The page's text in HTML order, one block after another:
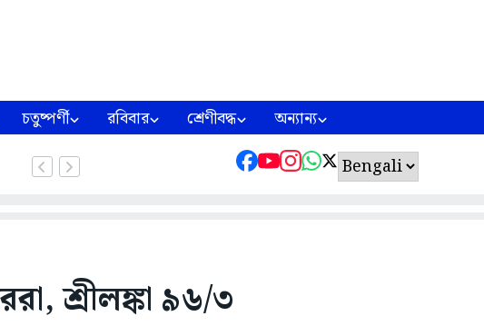
চতুষ্পর্ণী রবিবার শ্রেণীবদ্ধ অন্যান্য
শ্রীলঙ্কা ৯৬/৩